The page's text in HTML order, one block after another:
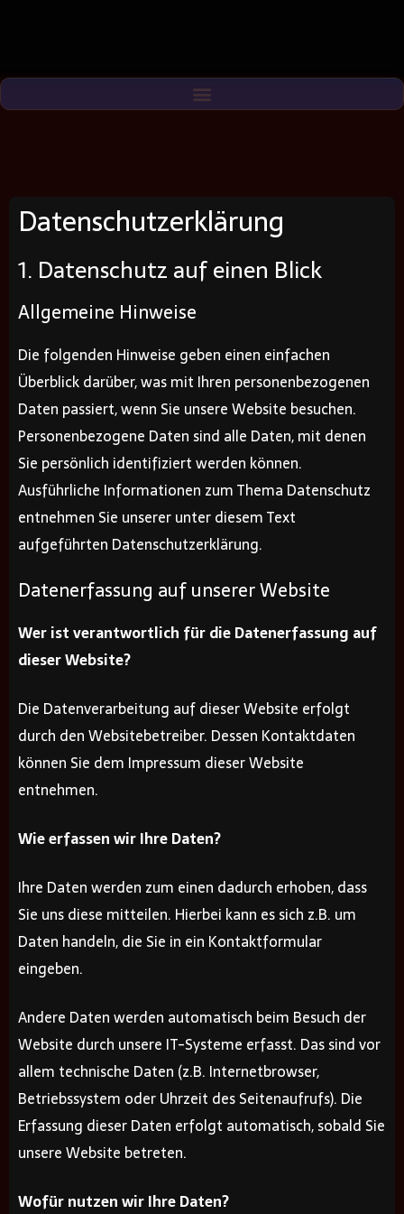
Datenschutzerklärung
1. Datenschutz auf einen Blick
Allgemeine Hinweise
Die folgenden Hinweise geben einen einfachen
Überblick darüber, was mit Ihren personenbezogenen
Daten passiert, wenn Sie unsere Website besuchen.
Personenbezogene Daten sind alle Daten, mit denen
Sie persönlich identifiziert werden können.
Ausführliche Informationen zum Thema Datenschutz
entnehmen Sie unserer unter diesem Text
aufgeführten Datenschutzerklärung.
Datenerfassung auf unserer Website
Wer ist verantwortlich für die Datenerfassung auf
dieser Website?
Die Datenverarbeitung auf dieser Website erfolgt
durch den Websitebetreiber. Dessen Kontaktdaten
können Sie dem Impressum dieser Website
entnehmen.
Wie erfassen wir Ihre Daten?
Ihre Daten werden zum einen dadurch erhoben, dass
Sie uns diese mitteilen. Hierbei kann es sich z.B. um
Daten handeln, die Sie in ein Kontaktformular
eingeben.
Andere Daten werden automatisch beim Besuch der
Website durch unsere IT-Systeme erfasst. Das sind vor
allem technische Daten (z.B. Internetbrowser,
Betriebssystem oder Uhrzeit des Seitenaufrufs). Die
Erfassung dieser Daten erfolgt automatisch, sobald Sie
unsere Website betreten.
Wofür nutzen wir Ihre Daten?